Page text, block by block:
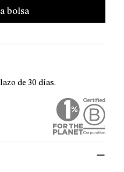
bolsa
de 30 días.